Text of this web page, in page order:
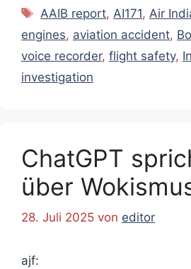
Schlagwörter
AAIB report, AI171, Air
engines, aviation accident,
voice recorder, flight safety,
investigation
ChatGPT
über
28. Juli 2025 von editor
ajf: